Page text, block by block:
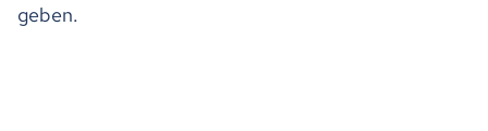
geben.